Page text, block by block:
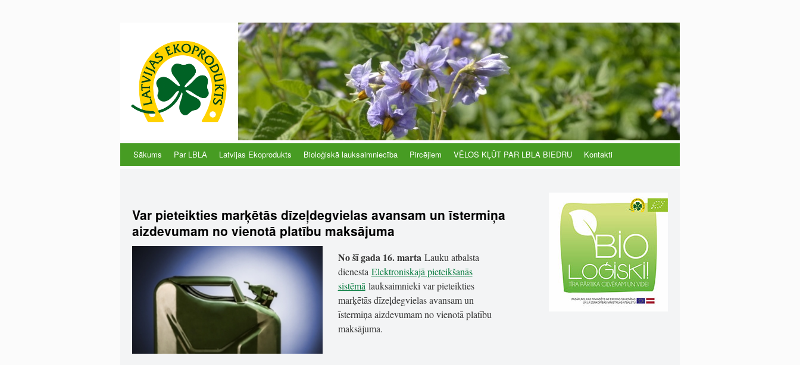
Sākums Par LBLA Latvijas Ekoprodukts Bioloģiskā lauksaimniecība Pircējiem VĒLOS KĻŪT PAR LBLA BIEDRU Kontakti
Var pieteikties marķētās dīzeļdegvielas avansam un īstermiņa
aizdevumam no vienotā platību maksājuma
No šī gada 16. marta Lauku atbalsta
dienesta Elektroniskajā pieteikšanās
sistēmā lauksaimnieki var pieteikties
marķētās dīzeļdegvielas avansam un
īstermiņa aizdevumam no vienotā platību
maksājuma.